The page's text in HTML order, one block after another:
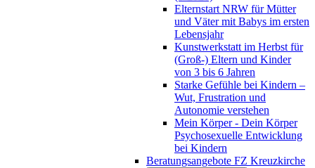
Elternstart NRW für Mütter
und Väter mit Babys im ersten
Lebensjahr
Kunstwerkstatt im Herbst für
(Groß-) Eltern und Kinder
von 3 bis 6 Jahren
Starke Gefühle bei Kindern –
Wut, Frustration und
Autonomie verstehen
Mein Körper - Dein Körper
Psychosexuelle Entwicklung
bei Kindern
Beratungsangebote FZ Kreuzkirche